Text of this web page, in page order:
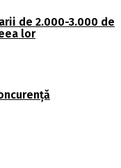
de 2.000-3.000 de
lor